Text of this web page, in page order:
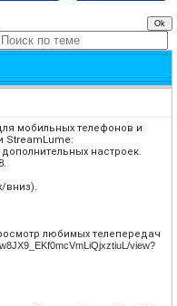
мобильных телефонов и
StreamLume:
настроек.
вниз).
любимых телепередач
view?